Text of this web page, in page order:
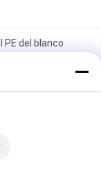
PE del blanco
150um 200um
100gsm